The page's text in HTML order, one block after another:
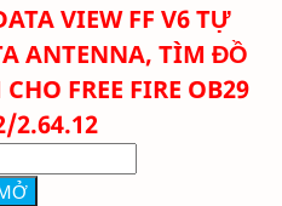
VIEW FF V6 TỰ
ANTENNA, TÌM ĐỒ
FREE FIRE OB29
2.64.12